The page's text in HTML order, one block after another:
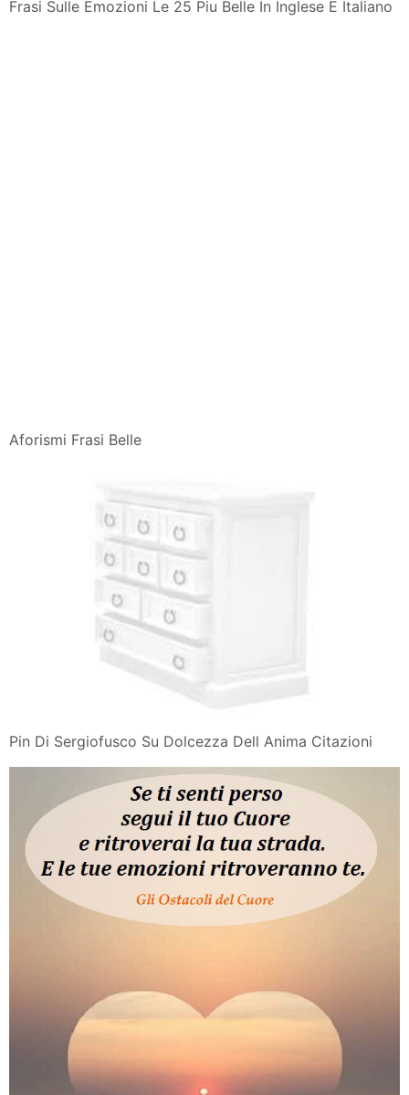
Frasi Sulle Emozioni Le 25 Piu Belle In Inglese E Italiano
Aforismi Frasi Belle
Pin Di Sergiofusco Su Dolcezza Dell Anima Citazioni